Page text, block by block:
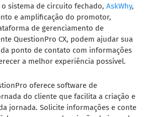
o sistema de circuito fechado,AskWhy,
e amplificação do promotor,
de gerenciamento de
QuestionPro CX, podem ajudar sua
ponto de contato com informações
a melhor experiência possível.
oferece software de
do cliente que facilita a criação e
jornada. Solicite informações e conte